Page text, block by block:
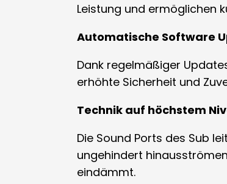
Leistung und ermöglichen
Automatische Software
Dank regelmäßiger
erhöhte Sicherheit und
Technik auf höchstem
Die Sound Ports des Sub
ungehindert
eindämmt.